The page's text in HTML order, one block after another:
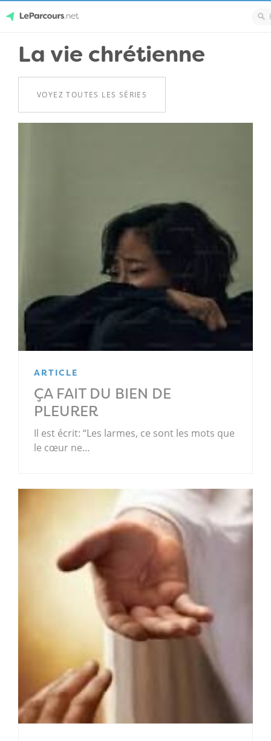
content
LeParcours.net
La vie chrétienne
VOYEZ TOUTES LES SÉRIES
ARTICLE
ÇA FAIT DU BIEN DE
PLEURER
Il est écrit: “Les larmes, ce sont les mots que
le cœur ne…